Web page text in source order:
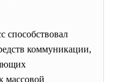
способствовал
коммуникации,
массовой